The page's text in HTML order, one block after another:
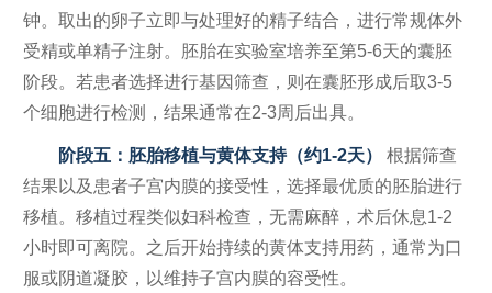
钟。取出的卵子立即与处理好的精子结合，进行常规体外
受精或单精子注射。胚胎在实验室培养至第5-6天的囊胚
阶段。若患者选择进行基因筛查，则在囊胚形成后取3-5
个细胞进行检测，结果通常在2-3周后出具。
阶段五：胚胎移植与黄体支持（约1-2天）
根据筛查
结果以及患者子宫内膜的接受性，选择最优质的胚胎进行
移植。移植过程类似妇科检查，无需麻醉，术后休息1-2
小时即可离院。之后开始持续的黄体支持用药，通常为口
服或阴道凝胶，以维持子宫内膜的容受性。